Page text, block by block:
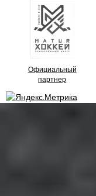
Официальный
партнер